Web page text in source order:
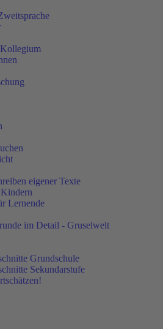
eigener Texte
Lernende
im Detail - Gruselwelt
Grundschule
Sekundarstufe